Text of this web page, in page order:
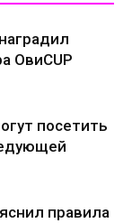
ОвиCUP
посетить
правила